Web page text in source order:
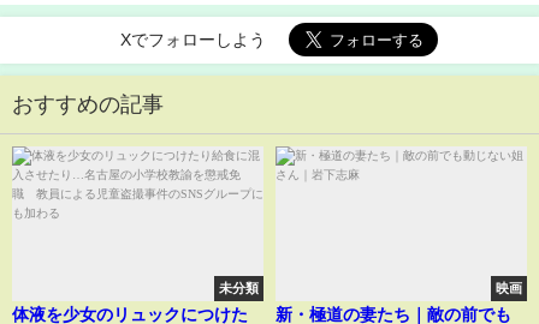
Xでフォローしよう
おすすめの記事
未分類
体液を少女のリュックにつけた
映画
新・極道の妻たち｜敵の前でも